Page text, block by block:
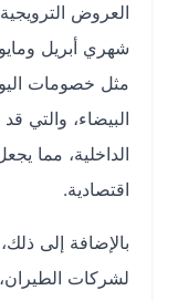
العروض الترويجية
شهري أبريل ومايو.
مثل خصومات اليوم
الداخلية، مما يجعل
اقتصادية.
بالإضافة إلى ذلك،
لشركات الطيران، مما